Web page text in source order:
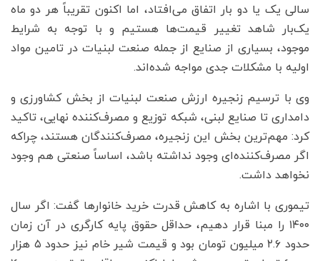
سالی یک یا دو بار اتفاق می‌افتاد، اما اکنون تقریباً هر دو ماه
یک‌بار شاهد تغییر قیمت‌ها هستیم و با توجه به شرایط
موجود، بسیاری از صنایع از جمله صنعت لبنیات در تامین مواد
اولیه با مشکلات جدی مواجه شده‌اند.
وی با ترسیم زنجیره ارزش صنعت لبنیات از بخش کشاورزی و
دامداری تا صنایع لبنی، شبکه توزیع و مصرف‌کننده نهایی، تاکید
کرد: مهم‌ترین بخش این زنجیره، مصرف‌کنندگان هستند، چراکه
اگر مصرف‌کننده‌ای وجود نداشته باشد، اساساً صنعتی هم وجود
نخواهد داشت.
تیموری با اشاره به کاهش قدرت خرید خانوارها گفت: اگر سال
۱۴۰۰ را مبنا قرار دهیم، حداقل حقوق پایه کارگری در آن زمان
حدود ۲.۶ میلیون تومان بود و قیمت شیر خام نیز حدود ۵ هزار